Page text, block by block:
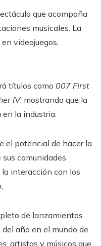
que acompaña
musicales. La
videojuegos,
títulos como 007 First
IV, mostrando que la
la industria.
el potencial de hacer la
comunidades
interacción con los
de lanzamientos
año en el mundo de
artistas y músicos que